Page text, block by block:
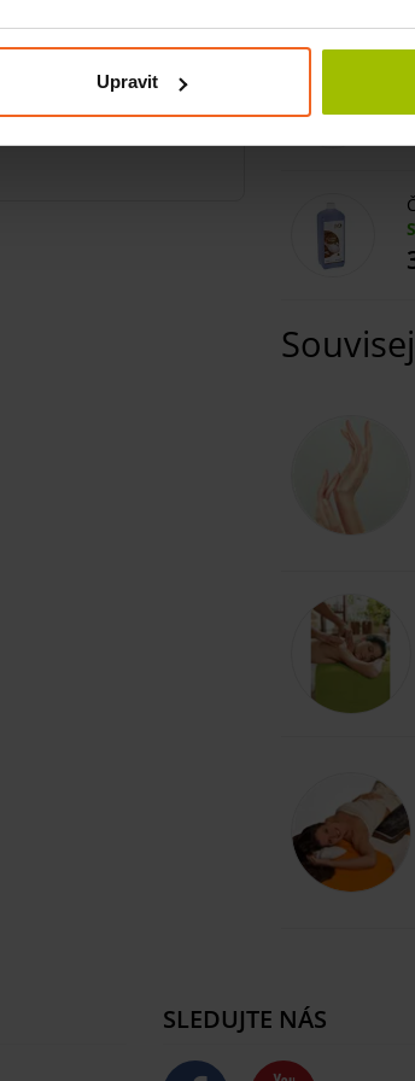
Upravit
Je běžně používán při
tepelných procedur v
SLEDUJTE NÁS